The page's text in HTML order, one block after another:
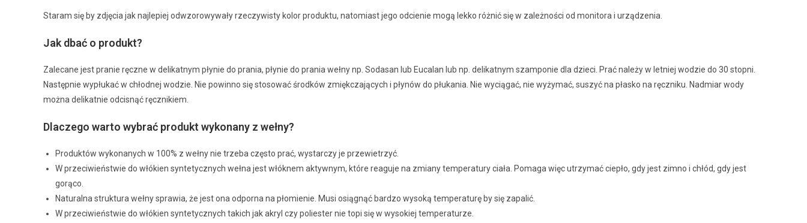
Staram się by zdjęcia jak najlepiej odwzorowywały rzeczywisty kolor produktu, natomiast jego odcienie mogą lekko różnić się w zależności od monitora i urządzenia.
Jak dbać o produkt?
Zalecane jest pranie ręczne w delikatnym płynie do prania, płynie do prania wełny np. Sodasan lub Eucalan lub np. delikatnym szamponie dla dzieci. Prać należy w letniej wodzie do 30 stopni.
Następnie wypłukać w chłodnej wodzie. Nie powinno się stosować środków zmiękczających i płynów do płukania. Nie wyciągać, nie wyżymać, suszyć na płasko na ręczniku. Nadmiar wody
można delikatnie odcisnąć ręcznikiem.
Dlaczego warto wybrać produkt wykonany z wełny?
Produktów wykonanych w 100% z wełny nie trzeba często prać, wystarczy je przewietrzyć.
W przeciwieństwie do włókien syntetycznych wełna jest włóknem aktywnym, które reaguje na zmiany temperatury ciała. Pomaga więc utrzymać ciepło, gdy jest zimno i chłód, gdy jest
gorąco.
Naturalna struktura wełny sprawia, że jest ona odporna na płomienie. Musi osiągnąć bardzo wysoką temperaturę by się zapalić.
W przeciwieństwie do włókien syntetycznych takich jak akryl czy poliester nie topi się w wysokiej temperaturze.